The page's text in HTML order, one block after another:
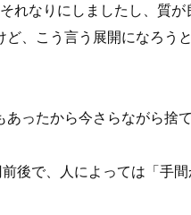
れなりにしましたし、質が
、こう言う展開になろう
ったから今さらながら捨
後で、人によっては「手